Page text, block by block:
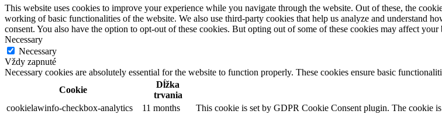
This website uses cookies to improve your experience while you navigate through the website. Out of these, the
working of basic functionalities of the website. We also use third-party cookies that help us analyze and understand
consent. You also have the option to opt-out of these cookies. But opting out of some of these cookies may affect your
Necessary
Necessary
Vždy zapnuté
Necessary cookies are absolutely essential for the website to function properly. These cookies ensure basic
Cookie
Dĺžka
trvania
cookielawinfo-checkbox-analytics
11 months
This cookie is set by GDPR Cookie Consent plugin. The cookie